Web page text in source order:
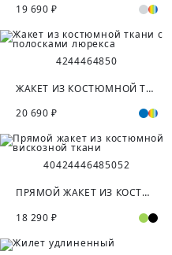
19 690 ₽
4244464850
ЖАКЕТ ИЗ КОСТЮМНОЙ ТКАНИ С ПОЛОСКАМИ ЛЮРЕКСА
20 690 ₽
40424446485052
ПРЯМОЙ ЖАКЕТ ИЗ КОСТЮМНОЙ ВИСКОЗНОЙ ТКАНИ
18 290 ₽